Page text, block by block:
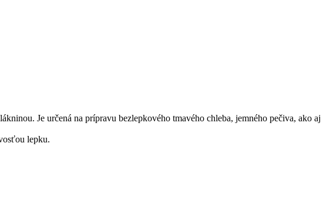
Je určená na prípravu bezlepkového tmavého chleba, jemného pečiva, ako aj
lepku.